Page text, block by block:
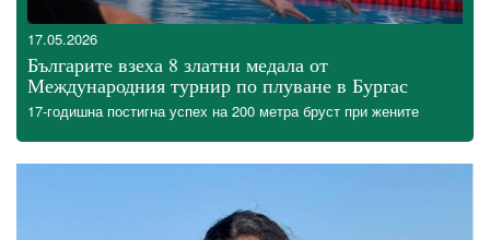
17.05.2026
Българите взеха 8 златни медала от
Международния турнир по плуване в Бургас
17-годишна постигна успех на 200 метра бруст при жените